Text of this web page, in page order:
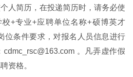
人简历，在投递简历时，请务必使
校+专业+应聘单位名称+硕博英才
位条件要求，对报名人员信息进行
。凡弄虚作假
资格。